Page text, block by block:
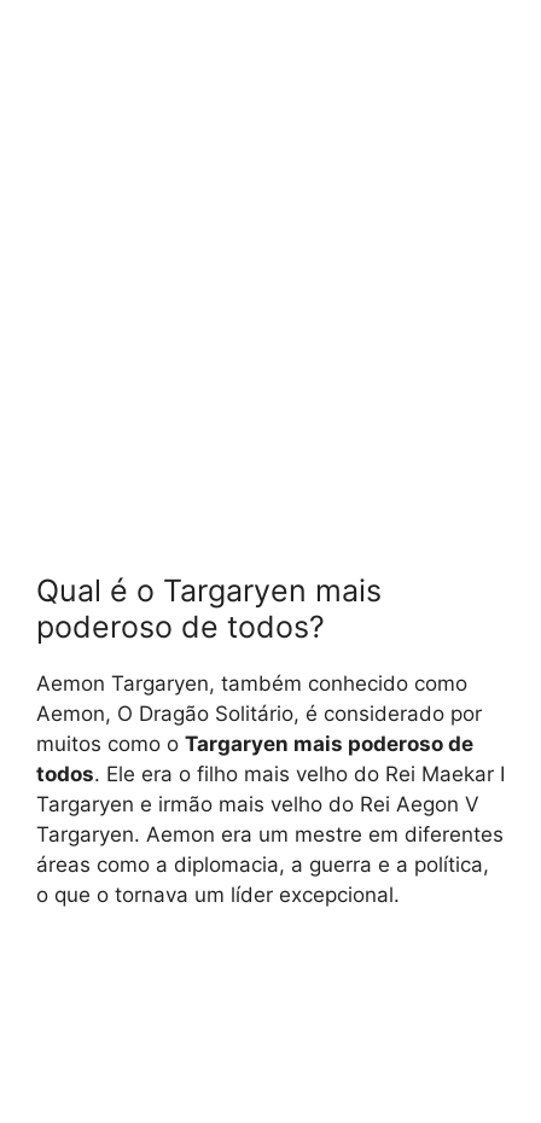
Qual é o Targaryen mais
poderoso de todos?
Aemon Targaryen, também conhecido como
Aemon, O Dragão Solitário, é considerado por
muitos como o Targaryen mais poderoso de
todos. Ele era o filho mais velho do Rei Maekar I
Targaryen e irmão mais velho do Rei Aegon V
Targaryen. Aemon era um mestre em diferentes
áreas como a diplomacia, a guerra e a política,
o que o tornava um líder excepcional.